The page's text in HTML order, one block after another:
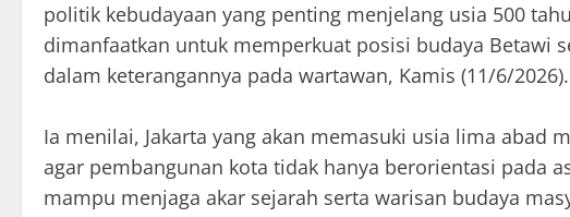
politik kebudayaan yang penting menjelang usia 500
dimanfaatkan untuk memperkuat posisi budaya Betawi
dalam keterangannya pada wartawan, Kamis (11/6/2026).
‎Ia menilai, Jakarta yang akan memasuki usia lima abad
agar pembangunan kota tidak hanya berorientasi pada
mampu menjaga akar sejarah serta warisan budaya